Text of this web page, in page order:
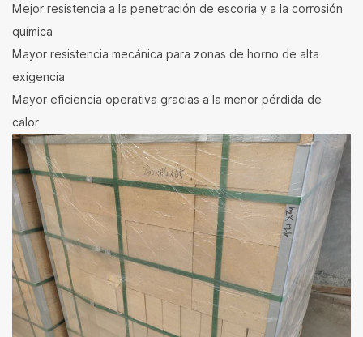
Mejor resistencia a la penetración de escoria y a la corrosión
química
Mayor resistencia mecánica para zonas de horno de alta
exigencia
Mayor eficiencia operativa gracias a la menor pérdida de
calor